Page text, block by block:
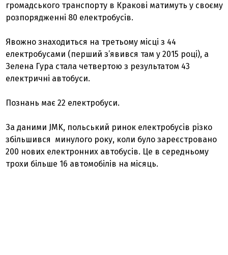
громадського транспорту в Кракові матимуть у своєму
розпорядженні 80 електробусів.
Явожно знаходиться на третьому місці з 44
електробусами (перший з’явився там у 2015 році), а
Зелена Гура стала четвертою з результатом 43
електричні автобуси.
Познань має 22 електробуси.
За даними JMK, польський ринок електробусів різко
збільшився минулого року, коли було зареєстровано
200 нових електронних автобусів. Це в середньому
трохи більше 16 автомобілів на місяць.